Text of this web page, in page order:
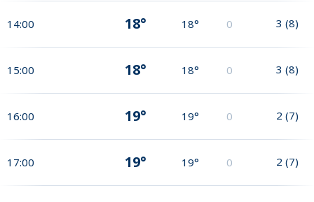
14:00 18° 18° 0 3 (8)
15:00 18° 18° 0 3 (8)
16:00 19° 19° 0 2 (7)
17:00 19° 19° 0 2 (7)